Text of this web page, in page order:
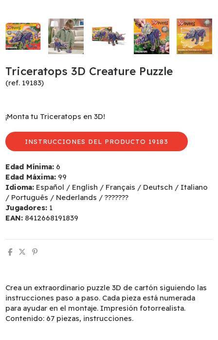
Triceratops 3D Creature Puzzle
(ref. 19183)
¡Monta tu Triceratops en 3D!
INSTRUCCIONES DEL PRODUCTO 19183
Edad Mínima: 6
Edad Máxima: 99
Idioma: Español / English / Français / Deutsch / Italiano
/ Português / Nederlands / ???????
Jugadores: 1
EAN: 8412668191839
Crea un extraordinario puzzle 3D de cartón siguiendo las
instrucciones paso a paso. Cada pieza está numerada
para ayudar en el montaje. Impresión fotorrealista.
Contenido: 67 piezas, instrucciones.